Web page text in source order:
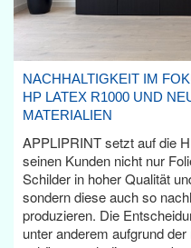
NACHHALTIGKEIT IM
HP LATEX R1000 UND
MATERIALIEN
APPLIPRINT setzt auf die
seinen Kunden nicht nur
Schilder in hoher Qualität
sondern diese auch so
produzieren. Die
unter anderem aufgrund